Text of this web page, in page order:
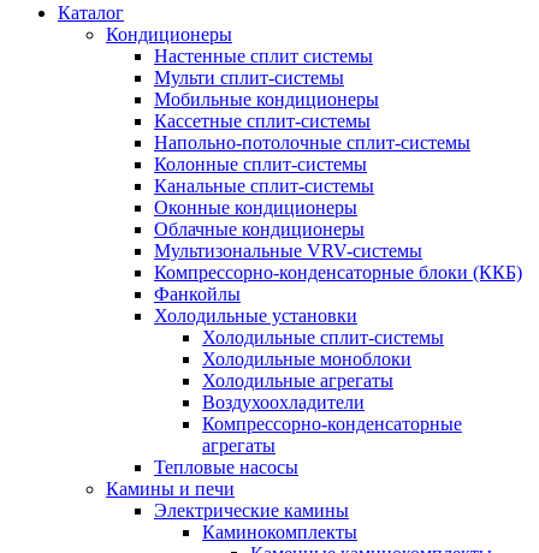
Каталог
Кондиционеры
Настенные сплит системы
Мульти сплит-системы
Мобильные кондиционеры
Кассетные сплит-системы
Напольно-потолочные сплит-системы
Колонные сплит-системы
Канальные сплит-системы
Оконные кондиционеры
Облачные кондиционеры
Мультизональные VRV-системы
Компрессорно-конденсаторные блоки (ККБ)
Фанкойлы
Холодильные установки
Холодильные сплит-системы
Холодильные моноблоки
Холодильные агрегаты
Воздухоохладители
Компрессорно-конденсаторные
агрегаты
Тепловые насосы
Камины и печи
Электрические камины
Каминокомплекты